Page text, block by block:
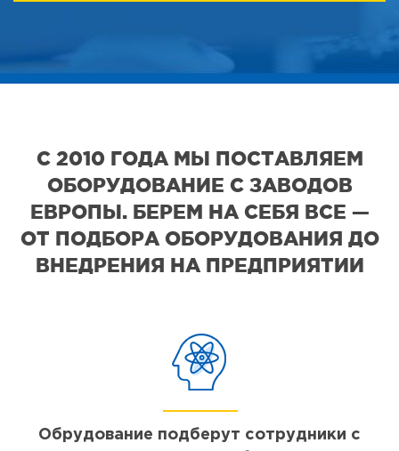
С 2010 ГОДА МЫ ПОСТАВЛЯЕМ
ОБОРУДОВАНИЕ С ЗАВОДОВ
ЕВРОПЫ. БЕРЕМ НА СЕБЯ ВСЕ —
ОТ ПОДБОРА ОБОРУДОВАНИЯ ДО
ВНЕДРЕНИЯ НА ПРЕДПРИЯТИИ
Обрудование подберут сотрудники с